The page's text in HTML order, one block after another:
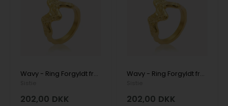
Wavy - Ring Forgyldt fra Sistie Copenhagen
202,00 DKK
Wavy - Ring Forgyldt fra Sistie Copenhagen
202,00 DKK